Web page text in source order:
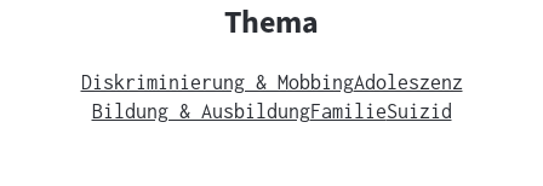
Thema
Diskriminierung & MobbingAdoleszenz
Bildung & AusbildungFamilieSuizid